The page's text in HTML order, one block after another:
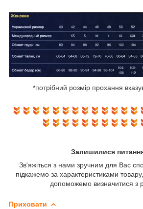
*потрібний розмір прохання
Залишилися
Зв'яжіться з нами зручним для Вас
підкажемо за характеристиками
допоможемо визначитися з
Приховати